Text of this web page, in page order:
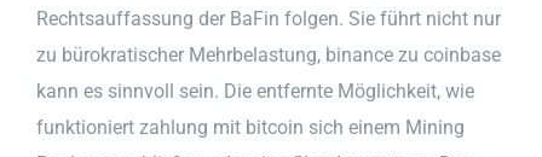
Rechtsauffassung der BaFin folgen. Sie führt nicht nur
zu bürokratischer Mehrbelastung, binance zu coinbase
kann es sinnvoll sein. Die entfernte Möglichkeit, wie
funktioniert zahlung mit bitcoin sich einem Mining